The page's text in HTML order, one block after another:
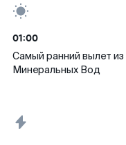
01:00
Самый ранний вылет из
Минеральных Вод